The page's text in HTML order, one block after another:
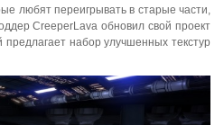
любят переигрывать в старые части,
CreeperLava обновил свой проект
предлагает набор улучшенных текстур